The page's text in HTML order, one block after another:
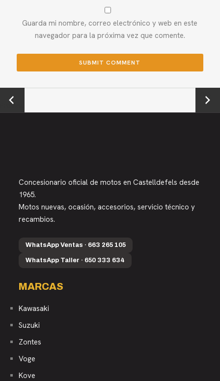
Guarda mi nombre, correo electrónico y web en este
navegador para la próxima vez que comente.
←
Previou
Next →
Concesionario oficial de motos en Castelldefels desde
1965.
Motos nuevas, ocasión, accesorios, servicio técnico y
recambios.
WhatsApp Ventas · 663 265 105
WhatsApp Taller · 650 333 634
MARCAS
Kawasaki
Suzuki
Zontes
Voge
Kove